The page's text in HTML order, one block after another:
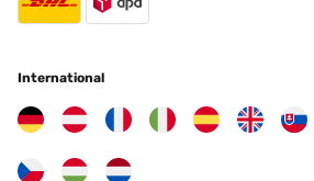
International